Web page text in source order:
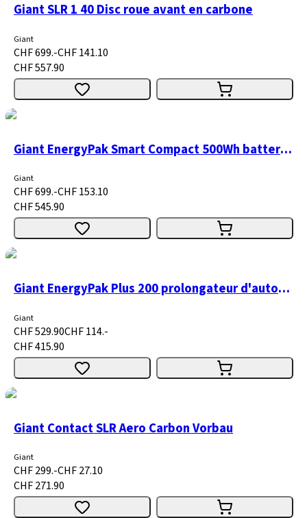
Giant SLR 1 40 Disc roue avant en carbone
Giant
CHF 699.-CHF 141.10
CHF 557.90
Giant EnergyPak Smart Compact 500Wh batterie de vélo électrique
Giant
CHF 699.-CHF 153.10
CHF 545.90
Giant EnergyPak Plus 200 prolongateur d'autonomie
Giant
CHF 529.90CHF 114.-
CHF 415.90
Giant Contact SLR Aero Carbon Vorbau
Giant
CHF 299.-CHF 27.10
CHF 271.90